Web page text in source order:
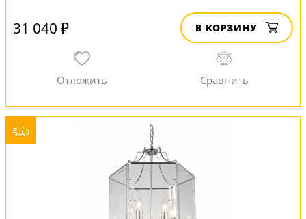
31 040 ₽ В КОРЗИНУ